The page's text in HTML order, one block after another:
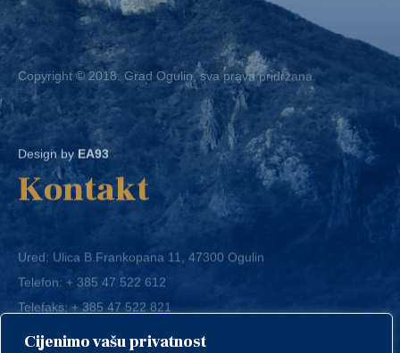
Cijenimo vašu privatnost
Copyright © 2018. Grad Ogulin, sva prava pridržana.
Design byEA93
Kontakt
Ured: Ulica B.Frankopana 11, 47300 Ogulin
Telefon:+ 385 47 522 612
Telefaks:+ 385 47 522 821
E-mail:grad-ogulin@ogulin.hr